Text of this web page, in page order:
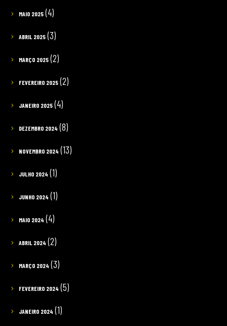
MAIO 2025(4)
ABRIL 2025(3)
MARÇO 2025(2)
FEVEREIRO 2025(2)
JANEIRO 2025(4)
DEZEMBRO 2024 (8)
NOVEMBRO 2024 (13)
JULHO 2024 (1)
JUNHO 2024 (1)
MAIO 2024 (4)
ABRIL 2024 (2)
MARÇO 2024 (3)
FEVEREIRO 2024 (5)
JANEIRO 2024 (1)